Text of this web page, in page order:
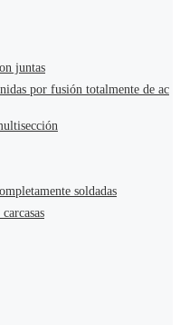
juntas
por fusión totalmente de ac
soldadas